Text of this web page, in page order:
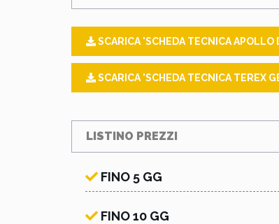
SCARICA 'SCHEDA TECNICA
SCARICA 'SCHEDA TECNICA TEREX
LISTINO PREZZI
FINO 5 GG
FINO 10 GG